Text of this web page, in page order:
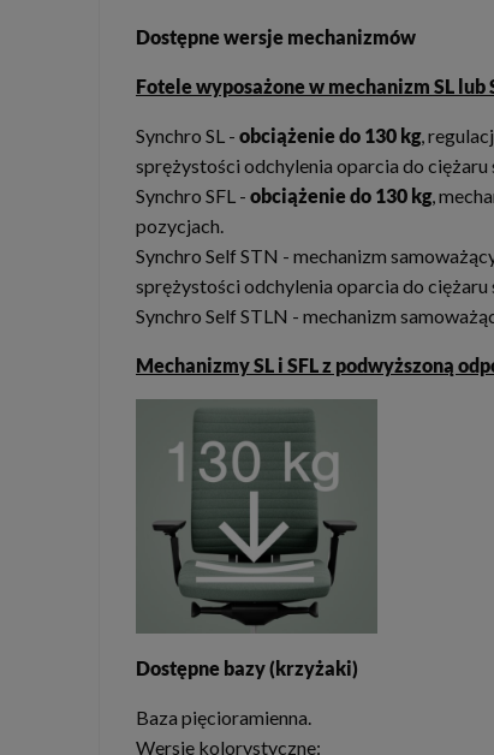
Dostępne wersje mechanizmów
Fotele wyposażone w mechanizm SL lub
Synchro SL - obciążenie do 130 kg,
sprężystości odchylenia oparcia do
Synchro SFL - obciążenie do 130 kg,
pozycjach.
Synchro Self STN - mechanizm
sprężystości odchylenia oparcia do
Synchro Self STLN - mechanizm
Mechanizmy SL i SFL z podwyższoną
Dostępne bazy (krzyżaki)
Baza pięcioramienna.
Wersje kolorystyczne: